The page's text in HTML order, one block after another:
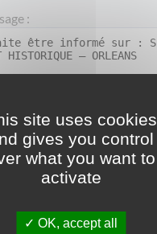
:
site uses cookies
gives you control
what you want to
activate
OK, accept all